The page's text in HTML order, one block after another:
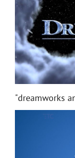
"dreamworks